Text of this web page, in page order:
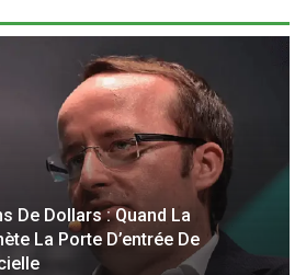
De Dollars : Quand La
La Porte D’entrée De